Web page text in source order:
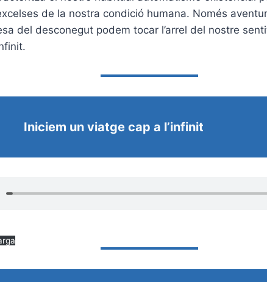
de la nostra condició humana. Només
del desconegut podem tocar l’arrel del nostre
Iniciem un viatge cap a l’infinit